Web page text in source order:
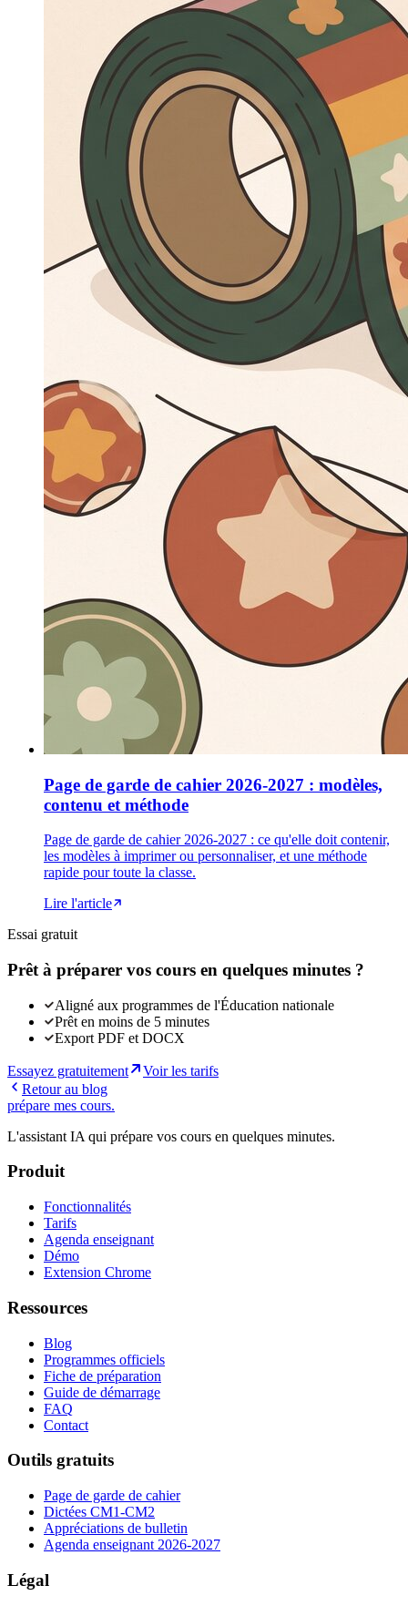
Page de garde de cahier 2026-2027 : modèles,
contenu et méthode
Page de garde de cahier 2026-2027 : ce qu'elle doit contenir,
les modèles à imprimer ou personnaliser, et une méthode
rapide pour toute la classe.
Lire l'article
Essai gratuit
Prêt à préparer vos cours en quelques minutes ?
Aligné aux programmes de l'Éducation nationale
Prêt en moins de 5 minutes
Export PDF et DOCX
Essayez gratuitement
Voir les tarifs
Retour au blog
prépare mes cours.
L'assistant IA qui prépare vos cours en quelques minutes.
Produit
Fonctionnalités
Tarifs
Agenda enseignant
Démo
Extension Chrome
Ressources
Blog
Programmes officiels
Fiche de préparation
Guide de démarrage
FAQ
Contact
Outils gratuits
Page de garde de cahier
Dictées CM1-CM2
Appréciations de bulletin
Agenda enseignant 2026-2027
Légal